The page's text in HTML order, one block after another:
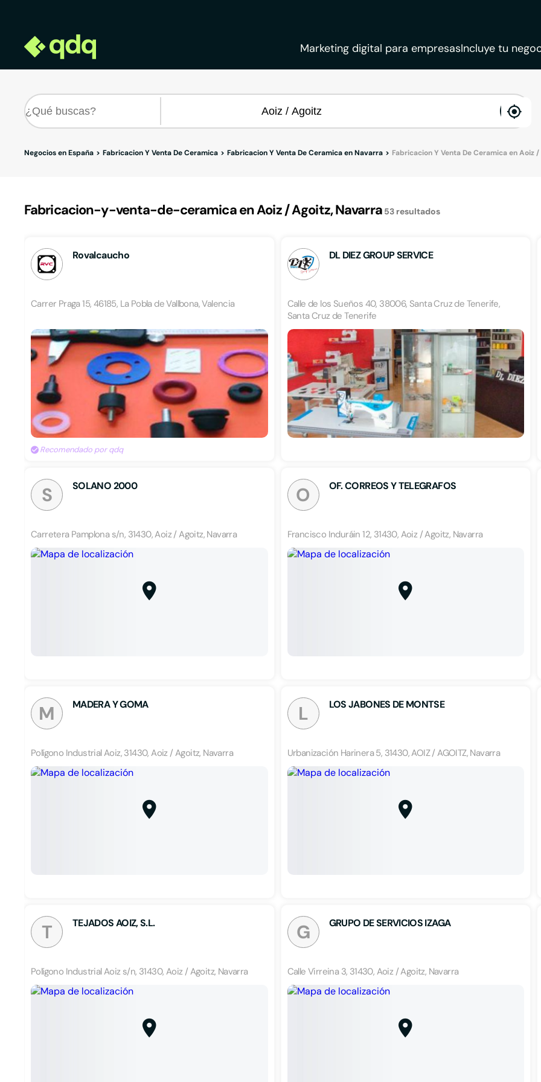
Marketing digital para empresasIncluye tu
Negocios en España Fabricacion Y Venta De Ceramica Fabricacion Y Venta De Ceramica en Navarra Fabricacion Y Venta De Ceramica en Aoiz
Fabricacion-y-venta-de-ceramica en Aoiz / Agoitz, Navarra 53 resultados
Rovalcaucho
Carrer Praga 15, 46185, La Pobla de Vallbona, Valencia
Recomendado por qdq
DL DIEZ GROUP SERVICE
Calle de los Sueños 40, 38006, Santa Cruz de Tenerife,
Santa Cruz de Tenerife
S SOLANO 2000
Carretera Pamplona s/n, 31430, Aoiz / Agoitz, Navarra
O OF. CORREOS Y TELEGRAFOS
Francisco Induráin 12, 31430, Aoiz / Agoitz, Navarra
M MADERA Y GOMA
Polígono Industrial Aoiz, 31430, Aoiz / Agoitz, Navarra
L LOS JABONES DE MONTSE
Urbanización Harinera 5, 31430, AOIZ / AGOITZ, Navarra
T TEJADOS AOIZ, S.L.
Polígono Industrial Aoiz s/n, 31430, Aoiz / Agoitz, Navarra
G GRUPO DE SERVICIOS IZAGA
Calle Virreina 3, 31430, Aoiz / Agoitz, Navarra